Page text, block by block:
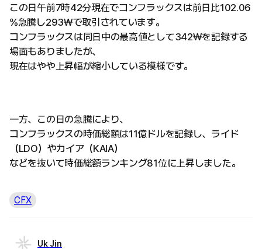
この日午前7時42分現在でコンフラックスは前日比102.06
%急騰し293₩で取引されています。
コンフラックスは同日中の最高値として342₩を記録する
場面もありましたが、
現在はやや上昇幅が縮小している模様です。
一方、この日の急騰により、
コンフラックスの時価総額は11億ドルを記録し、ライド
（LDO）やカイア（KAIA）
などを抜いて時価総額ランキング81位に上昇しました。
CFX
Uk Jin